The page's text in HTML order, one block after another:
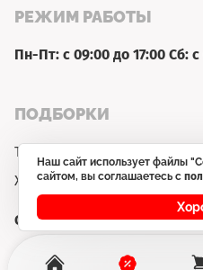
РЕЖИМ РАБОТЫ
Пн-Пт: с 09:00 до 17:00 Сб:
ПОДБОРКИ
Товар недели
Хит продаж
Сайт не является
Наш сайт использует файлы
сайтом, вы соглашаетесь с